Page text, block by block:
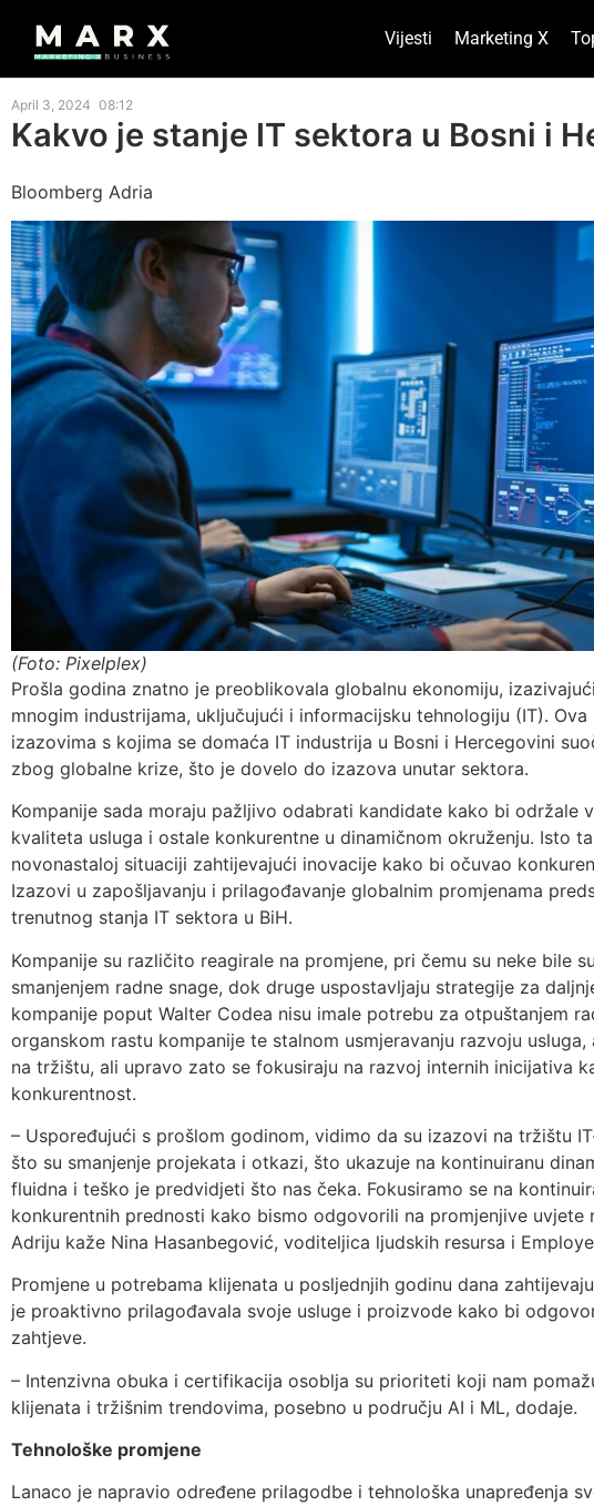
Vijesti Marketing X
April 3, 2024 08:12
Kakvo je stanje IT sektora u Bosni i
Bloomberg Adria
(Foto: Pixelplex)
Prošla godina znatno je preoblikovala globalnu ekonomiju,
mnogim industrijama, uključujući i informacijsku tehnologiju (IT).
izazovima s kojima se domaća IT industrija u Bosni i Hercegovini
zbog globalne krize, što je dovelo do izazova unutar sektora.
Kompanije sada moraju pažljivo odabrati kandidate kako bi održale
kvaliteta usluga i ostale konkurentne u dinamičnom okruženju. Isto
novonastaloj situaciji zahtijevajući inovacije kako bi očuvao
Izazovi u zapošljavanju i prilagođavanje globalnim promjenama
trenutnog stanja IT sektora u BiH.
Kompanije su različito reagirale na promjene, pri čemu su neke bile
smanjenjem radne snage, dok druge uspostavljaju strategije za
kompanije poput Walter Codea nisu imale potrebu za otpuštanjem
organskom rastu kompanije te stalnom usmjeravanju razvoju
na tržištu, ali upravo zato se fokusiraju na razvoj internih inicijativa
konkurentnost.
– Uspoređujući s prošlom godinom, vidimo da su izazovi na tržištu
što su smanjenje projekata i otkazi, što ukazuje na kontinuiranu
fluidna i teško je predvidjeti što nas čeka. Fokusiramo se na
konkurentnih prednosti kako bismo odgovorili na promjenjive uvjete
Adriju kaže Nina Hasanbegović, voditeljica ljudskih resursa i
Promjene u potrebama klijenata u posljednjih godinu dana
je proaktivno prilagođavala svoje usluge i proizvode kako bi
zahtjeve.
– Intenzivna obuka i certifikacija osoblja su prioriteti koji nam
klijenata i tržišnim trendovima, posebno u području AI i ML, dodaje.
Tehnološke promjene
Lanaco je napravio određene prilagodbe i tehnološka unapređenja